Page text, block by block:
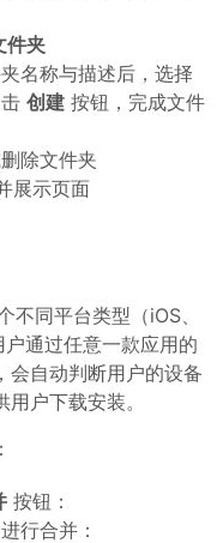
件夹
名称与描述后，选择
创建 按钮，完成文件
除文件夹
展示页面
同平台类型（iOS、
通过任意一款应用的
会自动判断用户的设备
户下载安装。
按钮：
行合并：